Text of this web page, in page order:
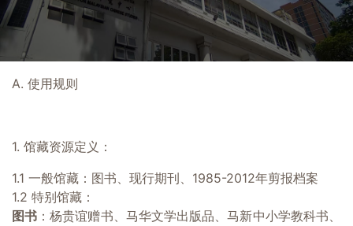
A. 使用规则
1. 馆藏资源定义：
1.1 一般馆藏：图书、现行期刊、1985-2012年剪报档案
1.2 特别馆藏：
图书 ：杨贵谊赠书、马华文学出版品、马新中小学教科书、